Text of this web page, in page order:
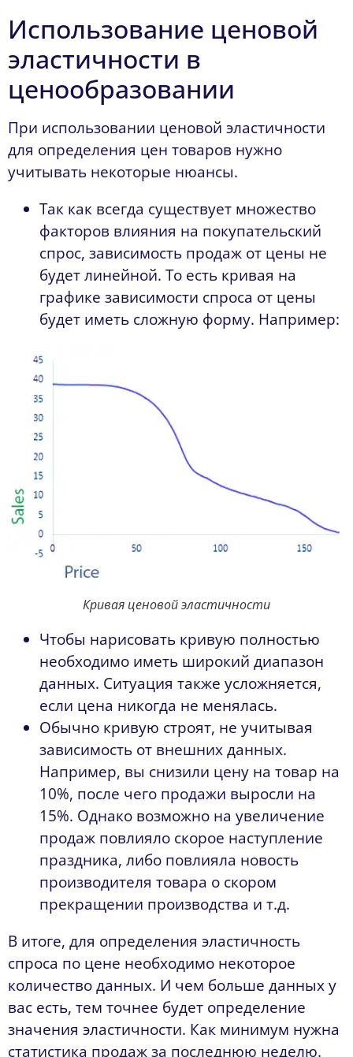
Использование ценовой
эластичности в
ценообразовании
При использовании ценовой эластичности
для определения цен товаров нужно
учитывать некоторые нюансы.
Так как всегда существует множество
факторов влияния на покупательский
спрос, зависимость продаж от цены не
будет линейной. То есть кривая на
графике зависимости спроса от цены
будет иметь сложную форму. Например:
Кривая ценовой эластичности
Чтобы нарисовать кривую полностью
необходимо иметь широкий диапазон
данных. Ситуация также усложняется,
если цена никогда не менялась.
Обычно кривую строят, не учитывая
зависимость от внешних данных.
Например, вы снизили цену на товар на
10%, после чего продажи выросли на
15%. Однако возможно на увеличение
продаж повлияло скорое наступление
праздника, либо повлияла новость
производителя товара о скором
прекращении производства и т.д.
В итоге, для определения эластичность
спроса по цене необходимо некоторое
количество данных. И чем больше данных у
вас есть, тем точнее будет определение
значения эластичности. Как минимум нужна
статистика продаж за последнюю неделю.